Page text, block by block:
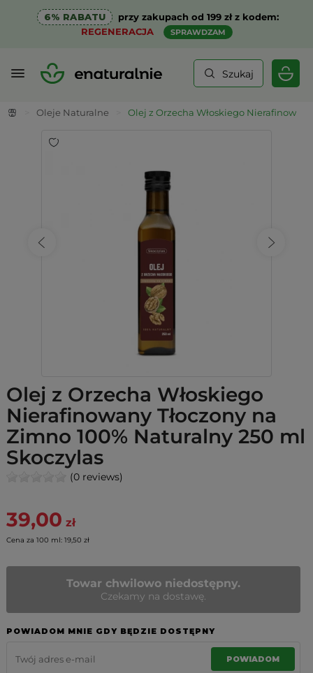
6% RABATU
przy zakupach od 199 zł z kodem:
REGENERACJA
SPRAWDZAM
Szukaj
Oleje Naturalne Olej z Orzecha Włoskiego
Olej z Orzecha Włoskiego
Nierafinowany Tłoczony na
Zimno 100% Naturalny 250 ml
Skoczylas
(0 reviews)
39,00 zł
Cena za 100 ml: 19,50 zł
Towar chwilowo niedostępny.
Czekamy na dostawę.
POWIADOM MNIE GDY BĘDZIE DOSTĘPNY
POWIADOM